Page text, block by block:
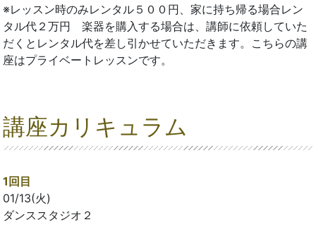
※レッスン時のみレンタル５００円、家に持ち帰る場合レン
タル代２万円 楽器を購入する場合は、講師に依頼していた
だくとレンタル代を差し引かせていただきます。こちらの講
座はプライベートレッスンです。
講座カリキュラム
1回目
01/13(火)
ダンススタジオ２